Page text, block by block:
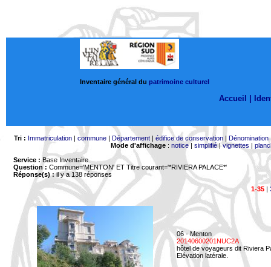
Inventaire général du patrimoine culturel
Accueil |
Tri : Immatriculation| commune| Département| édifice de conservation| Dénomination
Mode d'affichage: notice| simplifié|vignettes |
Service : Base Inventaire
Question : Commune='MENTON' ET Titre courant='*RIVIERA PALACE*'
Réponse(s) :il y a 138 réponses
1-35|
06 - Menton
20140600201NUC2A
hôtel de voyageurs dit Riviera
Elévation latérale.